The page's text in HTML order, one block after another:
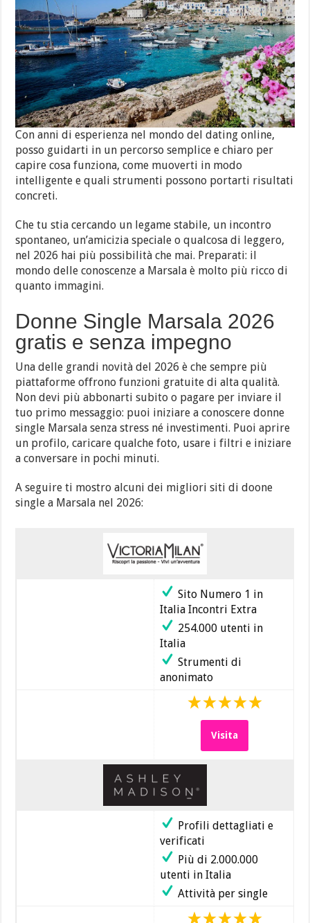
Con anni di esperienza nel mondo del dating online,
posso guidarti in un percorso semplice e chiaro per
capire cosa funziona, come muoverti in modo
intelligente e quali strumenti possono portarti risultati
concreti.
Che tu stia cercando un legame stabile, un incontro
spontaneo, un’amicizia speciale o qualcosa di leggero,
nel 2026 hai più possibilità che mai. Preparati: il
mondo delle conoscenze a Marsala è molto più ricco di
quanto immagini.
Donne Single Marsala 2026
gratis e senza impegno
Una delle grandi novità del 2026 è che sempre più
piattaforme offrono funzioni gratuite di alta qualità.
Non devi più abbonarti subito o pagare per inviare il
tuo primo messaggio: puoi iniziare a conoscere donne
single Marsala senza stress né investimenti. Puoi aprire
un profilo, caricare qualche foto, usare i filtri e iniziare
a conversare in pochi minuti.
A seguire ti mostro alcuni dei migliori siti di doone
single a Marsala nel 2026:
Sito Numero 1 in
Italia Incontri Extra
254.000 utenti in
Italia
Strumenti di
anonimato
Visita
Profili dettagliati e
verificati
Più di 2.000.000
utenti in Italia
Attività per single